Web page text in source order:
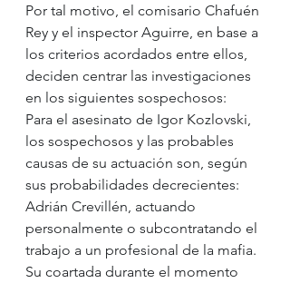
Por tal motivo, el comisario Chafuén
Rey y el inspector Aguirre, en base a
los criterios acordados entre ellos,
deciden centrar las investigaciones
en los siguientes sospechosos:
Para el asesinato de Igor Kozlovski,
los sospechosos y las probables
causas de su actuación son, según
sus probabilidades decrecientes:
Adrián Crevillén, actuando
personalmente o subcontratando el
trabajo a un profesional de la mafia.
Su coartada durante el momento